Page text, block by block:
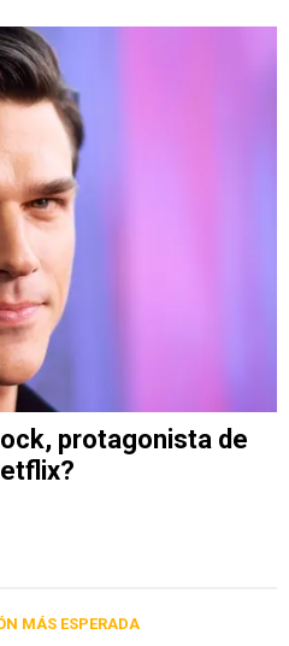
protagonista de
MÁS ESPERADA